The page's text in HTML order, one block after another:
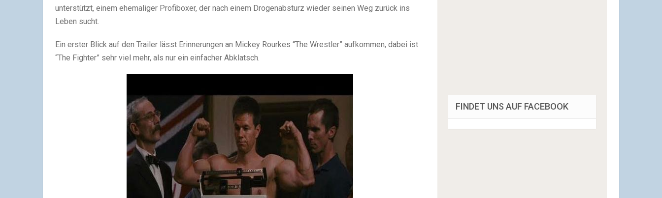
unterstützt, einem ehemaliger Profiboxer, der nach einem Drogenabsturz wieder seinen Weg zurück ins
Leben sucht.
Ein erster Blick auf den Trailer lässt Erinnerungen an Mickey Rourkes “The Wrestler” aufkommen, dabei ist
“The Fighter” sehr viel mehr, als nur ein einfacher Abklatsch.
FINDET UNS AUF FACEBOOK